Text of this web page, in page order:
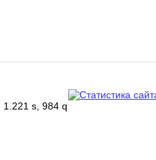
1.221 s, 984 q